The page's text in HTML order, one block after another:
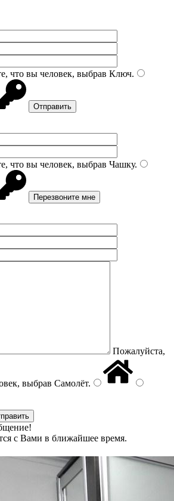
что вы человек, выбрав Ключ.
что вы человек, выбрав Чашку.
Пожалуйста,
выбрав Самолёт.
с Вами в ближайшее время.